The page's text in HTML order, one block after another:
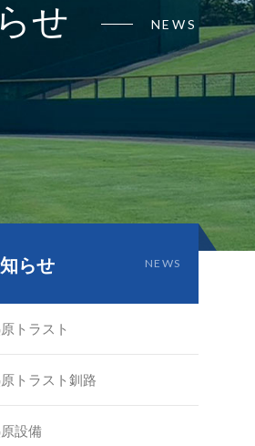
せ NEWS
らせ NEWS
トラスト
トラスト釧路
設備